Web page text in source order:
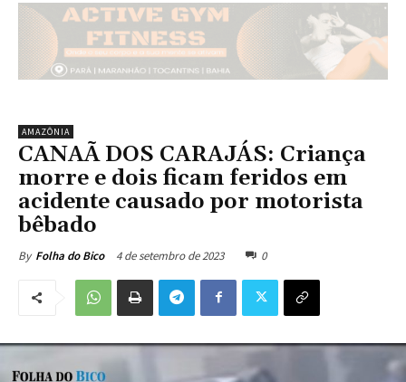
AMAZÔNIA
CANAÃ DOS CARAJÁS: Criança
morre e dois ficam feridos em
acidente causado por motorista
bêbado
By Folha do Bico 4 de setembro de 2023 0